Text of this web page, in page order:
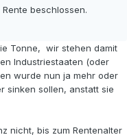
beschlossen.
Tonne, wir stehen damit
Industriestaaten (oder
wurde nun ja mehr oder
sinken sollen, anstatt sie
nicht, bis zum Rentenalter